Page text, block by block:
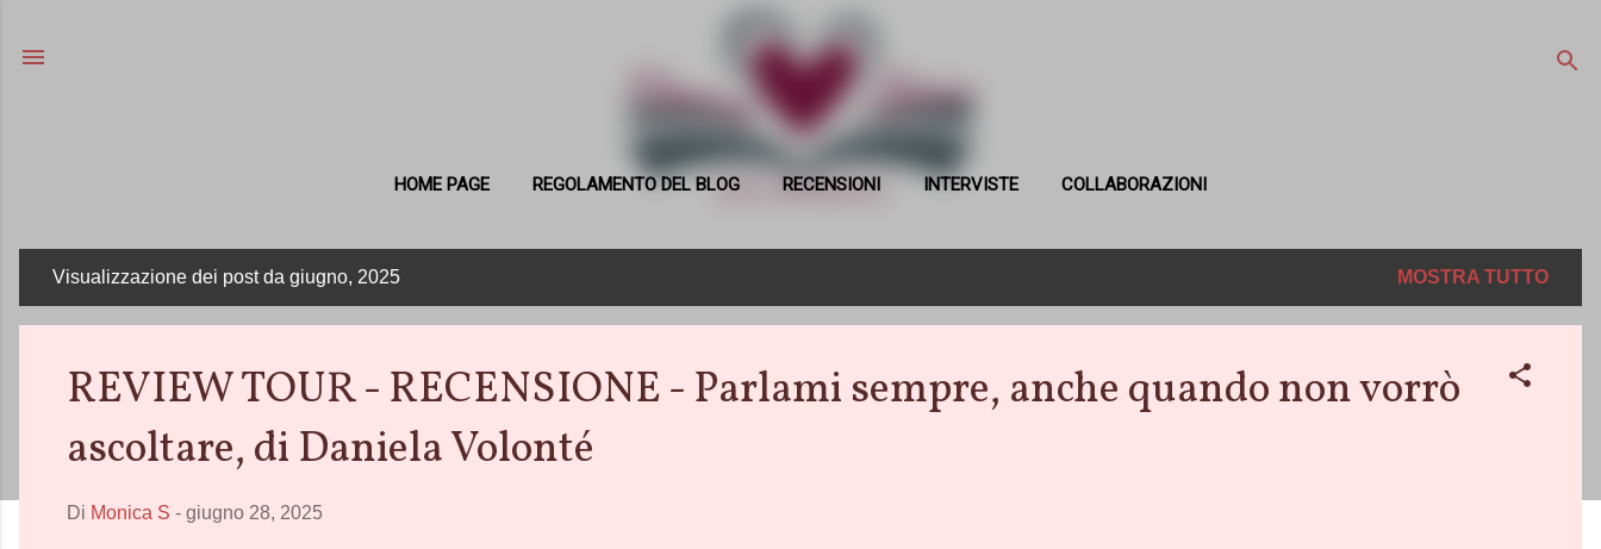
HOME PAGE REGOLAMENTO DEL BLOG RECENSIONI INTERVISTE COLLABORAZIONI
o
Visualizzazione dei post da giugno, 2025 MOSTRA TUTTO
REVIEW TOUR - RECENSIONE - Parlami sempre, anche quando non vorrò
ascoltare, di Daniela Volonté
Di Monica S - giugno 28, 2025